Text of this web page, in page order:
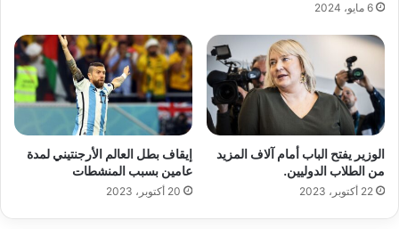
6 مايو، 2024
الوزير يفتح الباب أمام آلاف المزيد
من الطلاب الدوليين.
22 أكتوبر، 2023
إيقاف بطل العالم الأرجنتيني لمدة
عامين بسبب المنشطات
20 أكتوبر، 2023